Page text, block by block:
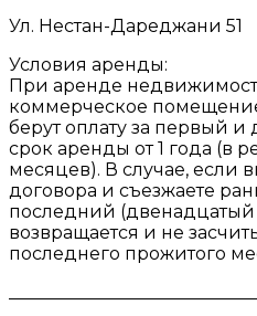
Ул. Нестан-Дареджани 51
Условия аренды:
При аренде
коммерческое
берут оплату за первый
срок аренды от 1 года (в
месяцев). В случае, если
договора и съезжаете
последний
возвращается и не
последнего прожитого